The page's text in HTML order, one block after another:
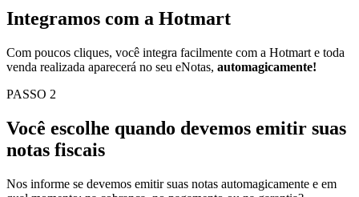
Integramos com a Hotmart
Com poucos cliques, você integra facilmente com a Hotmart e toda
venda realizada aparecerá no seu eNotas, automagicamente!
PASSO 2
Você escolhe quando devemos emitir suas
notas fiscais
Nos informe se devemos emitir suas notas automagicamente e em